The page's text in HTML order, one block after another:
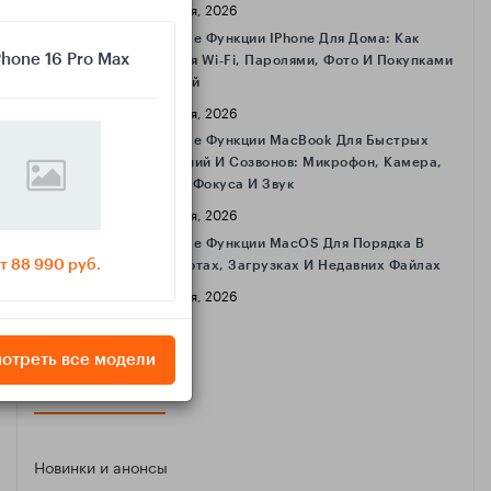
16 Апреля, 2026
Полезные Функции IPhone Для Дома: Как
Делиться Wi‑Fi, Паролями, Фото И Покупками
С Семьёй
16 Апреля, 2026
Полезные Функции MacBook Для Быстрых
Совещаний И Созвонов: Микрофон, Камера,
Режимы Фокуса И Звук
16 Апреля, 2026
Полезные Функции MacOS Для Порядка В
Скриншотах, Загрузках И Недавних Файлах
16 Апреля, 2026
КАТЕГОРИИ
Новинки и анонсы
16 Pro Max
88 990 руб.
все модели